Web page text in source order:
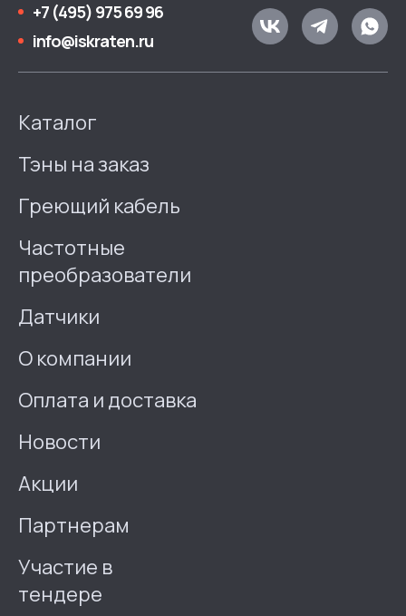
+7 (495) 975 69 96
info@iskraten.ru
Каталог
Тэны на заказ
Греющий кабель
Частотные
преобразователи
Датчики
О компании
Оплата и доставка
Новости
Акции
Партнерам
Участие в
тендере